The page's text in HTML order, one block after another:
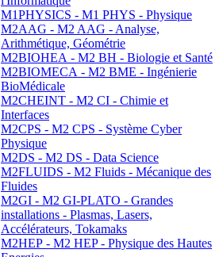
M1PHYSICS - M1 PHYS - Physique
M2AAG - M2 AAG - Analyse,
Arithmétique, Géométrie
M2BIOHEA - M2 BH - Biologie et Santé
M2BIOMECA - M2 BME - Ingénierie
BioMédicale
M2CHEINT - M2 CI - Chimie et
Interfaces
M2CPS - M2 CPS - Système Cyber
Physique
M2DS - M2 DS - Data Science
M2FLUIDS - M2 Fluids - Mécanique des
Fluides
M2GI - M2 GI-PLATO - Grandes
installations - Plasmas, Lasers,
Accélérateurs, Tokamaks
M2HEP - M2 HEP - Physique des Hautes